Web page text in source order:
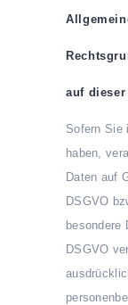
auf dieser
Sofern Sie
haben,
Daten auf
DSGVO
besondere
DSGVO